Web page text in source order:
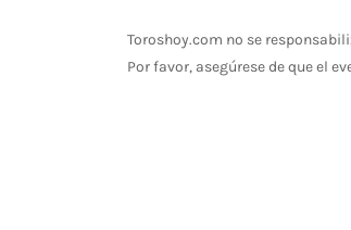
Toroshoy.com no se
Por favor, asegúrese de que el